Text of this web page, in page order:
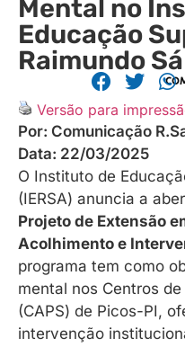
Mental no
Educação
Raimundo Sá
Versão para
Por: Comunicação
Data: 22/03/2025
O Instituto de
(IERSA) anuncia a
Projeto de Extensão
Acolhimento e
programa tem como
mental nos Centros
(CAPS) de Picos-PI,
intervenção